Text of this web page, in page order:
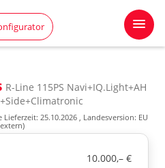
R-Line 115PS Navi+IQ.Light+AH
Lieferzeit: 25.10.2026 , Landesversion: EU
10.000,– €